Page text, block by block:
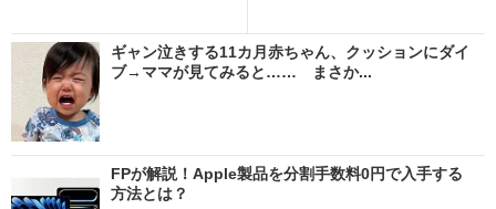
ギャン泣きする11カ月赤ちゃん、クッションにダイ
ブ→ママが見てみると…… まさか...
FPが解説！Apple製品を分割手数料0円で入手する
方法とは？